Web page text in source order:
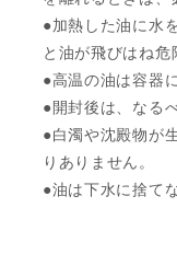
●加熱した油に水
と油が飛びはね危
●高温の油は容器
●開封後は、なる
●白濁や沈殿物が
りありません。
●油は下水に捨て